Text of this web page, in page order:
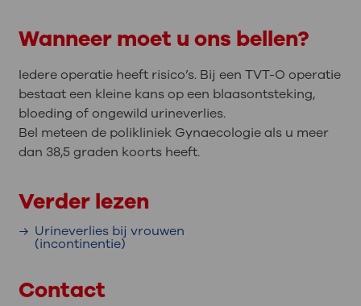
Wanneer moet u ons bellen?
Iedere operatie heeft risico’s. Bij een TVT-O operatie
bestaat een kleine kans op een blaasontsteking,
bloeding of ongewild urineverlies.
Bel meteen de polikliniek Gynaecologie als u meer
dan 38,5 graden koorts heeft.
Verder lezen
Urineverlies bij vrouwen
(incontinentie)
Contact